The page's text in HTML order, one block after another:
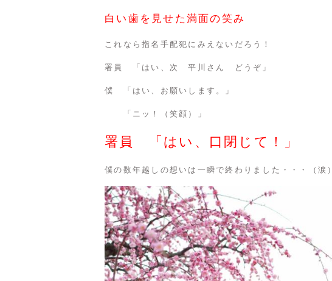
白い歯を見せた満面の笑み
これなら指名手配犯にみえないだろう！
署員 「はい、次 平川さん どうぞ」
僕 「はい、お願いします。」
「ニッ！（笑顔）」
署員 「はい、口閉じて！」
僕の数年越しの想いは一瞬で終わりました・・・（涙）